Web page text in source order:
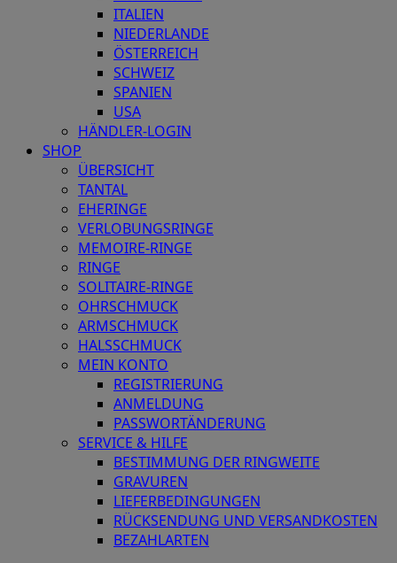
ITALIEN
NIEDERLANDE
ÖSTERREICH
SCHWEIZ
SPANIEN
USA
HÄNDLER-LOGIN
SHOP
ÜBERSICHT
TANTAL
EHERINGE
VERLOBUNGSRINGE
MEMOIRE-RINGE
RINGE
SOLITAIRE-RINGE
OHRSCHMUCK
ARMSCHMUCK
HALSSCHMUCK
MEIN KONTO
REGISTRIERUNG
ANMELDUNG
PASSWORTÄNDERUNG
SERVICE & HILFE
BESTIMMUNG DER RINGWEITE
GRAVUREN
LIEFERBEDINGUNGEN
RÜCKSENDUNG UND VERSANDKOSTEN
BEZAHLARTEN